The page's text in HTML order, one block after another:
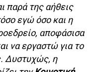
παρά της αήθεις
εγώ όσο και η
αποφάσισα
να εργαστώ για το
Δυστυχώς, η